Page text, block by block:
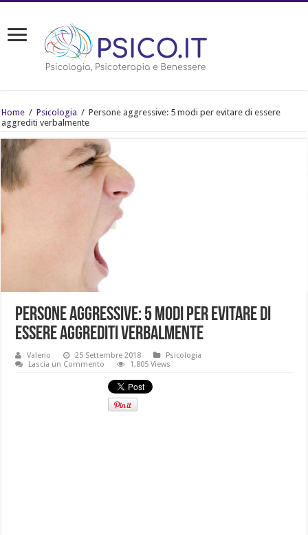
Home / Psicologia / Persone aggressive: 5 modi per evitare di essere
aggrediti verbalmente
Persone aggressive: 5 modi per evitare di
essere aggrediti verbalmente
Valerio 25 Settembre 2018
Psicologia
Lascia un Commento
1,805 Views